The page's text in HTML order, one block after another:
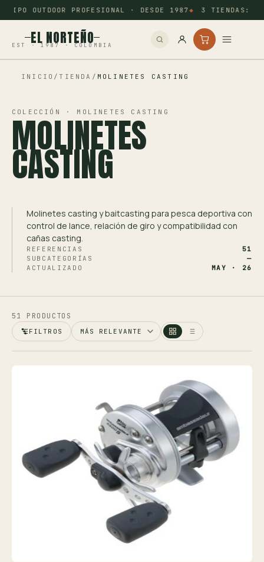
OUTDOOR PROFESIONAL · DESDE 1987 3 TIENDAS:
EL NORTEÑO
EST · 1987 · COLOMBIA
Inicio
Pesca
Camping
Tiro Deportivo
Otros
Ver toda la tienda →
Contáctanos
INICIO / TIENDA / MOLINETES CASTING
COLECCIÓN · MOLINETES CASTING
MOLINETES
CASTING
Molinetes casting y baitcasting para pesca deportiva con
control de lance, relación de giro y compatibilidad con
cañas casting.
REFERENCIAS
51
SUBCATEGORÍAS
—
ACTUALIZADO
MAY · 26
51 PRODUCTOS
FILTROS